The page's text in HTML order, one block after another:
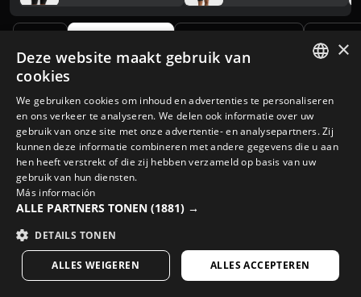
Wegwielrennen
ENGLISH
GREEK
DUTCH
×
Deze website maakt gebruik van
cookies
We gebruiken cookies om inhoud en advertenties te personaliseren
en ons verkeer te analyseren. We delen ook informatie over uw
gebruik van onze site met onze advertentie- en analysepartners. Zij
kunnen deze informatie combineren met andere gegevens die u aan
hen heeft verstrekt of die zij hebben verzameld op basis van uw
gebruik van hun diensten.
Más información
ALLE PARTNERS TONEN (1881) →
DETAILS TONEN
ALLES ACCEPTEREN
ALLES WEIGEREN